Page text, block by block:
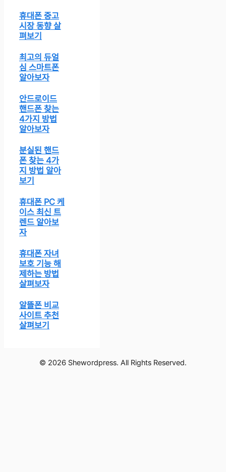
휴대폰 중고
시장 동향 살
펴보기
최고의 듀얼
심 스마트폰
알아보자
안드로이드
핸드폰 찾는
4가지 방법
알아보자
분실된 핸드
폰 찾는 4가
지 방법 알아
보기
휴대폰 PC 케
이스 최신 트
렌드 알아보
자
휴대폰 자녀
보호 기능 해
제하는 방법
살펴보자
알뜰폰 비교
사이트 추천
살펴보기
© 2026 Shewordpress. All Rights Reserved.